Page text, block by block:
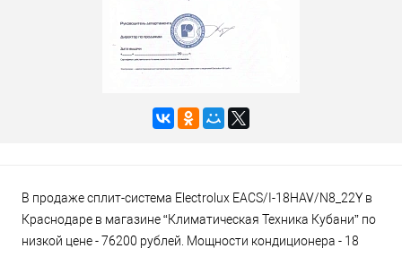
В продаже сплит-система Electrolux EACS/I-18HAV/N8_22Y в
Краснодаре в магазине “Климатическая Техника Кубани” по
низкой цене - 76200 рублей. Мощности кондиционера - 18